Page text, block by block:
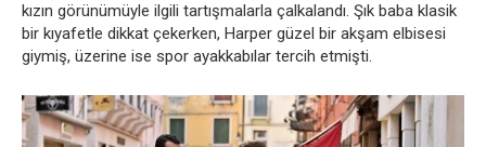
kızın görünümüyle ilgili tartışmalarla çalkalandı. Şık baba klasik
bir kıyafetle dikkat çekerken, Harper güzel bir akşam elbisesi
giymiş, üzerine ise spor ayakkabılar tercih etmişti.